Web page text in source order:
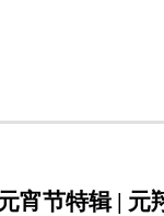
宵节特辑 | 元